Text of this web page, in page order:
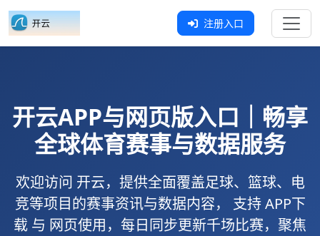
注册入口
开云APP与网页版入口｜畅享
全球体育赛事与数据服务
欢迎访问 开云，提供全面覆盖足球、篮球、电
竞等项目的赛事资讯与数据内容， 支持APP下
载 与 网页使用，每日同步更新千场比赛，聚焦